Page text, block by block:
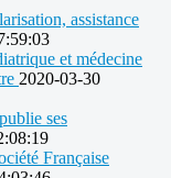
assistance
et médecine
2020-03-30
ses
Française